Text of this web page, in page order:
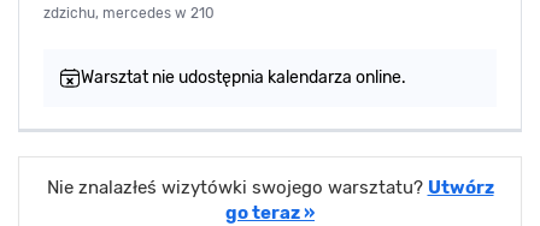
zdzichu, mercedes w 210
Warsztat nie udostępnia kalendarza online.
Nie znalazłeś wizytówki swojego warsztatu? Utwórz
go teraz »